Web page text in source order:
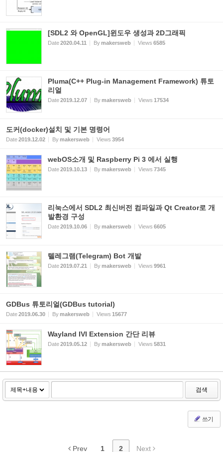
[SDL2 와 OpenGL]윈도우 생성과 2D그래픽
Date2020.04.11 Bymakersweb Views 6585
Pluma(C++ Plug-in Management Framework) 튜토
리얼
Date2019.12.07 Bymakersweb Views 17534
도커(docker)설치 및 기본 명령어
Date2019.12.02 Bymakersweb Views 3954
webOS소개 및 Raspberry Pi 3 에서 실행
Date2019.10.13 Bymakersweb Views 7345
리눅스에서 SDL2 최신버전 컴파일과 Qt Creator로 개
발환경 구성
Date2019.10.06 Bymakersweb Views 6605
텔레그램(Telegram) Bot 개발
Date2019.07.21 Bymakersweb Views 9961
GDBus 튜토리얼(GDBus tutorial)
Date2019.06.30 Bymakersweb Views 15677
Wayland IVI Extension 간단 리뷰
Date2019.05.12 Bymakersweb Views 5831
검색
쓰기
Prev 1 2 Next